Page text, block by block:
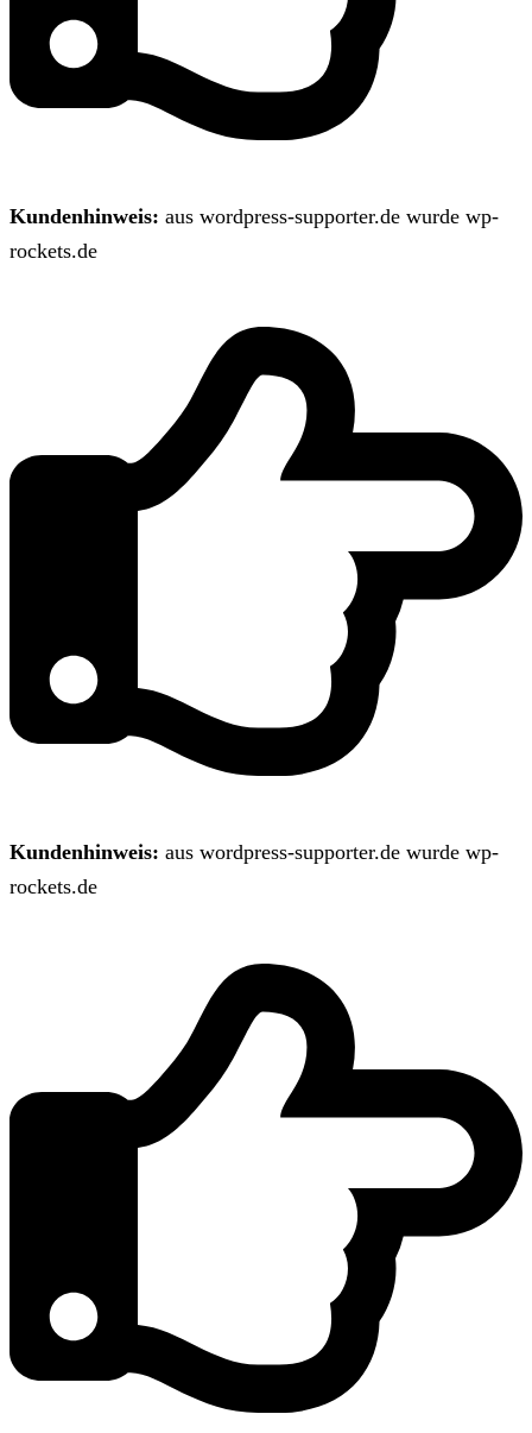
Kundenhinweis: aus wordpress-supporter.de wurde wp-
rockets.de
Kundenhinweis: aus wordpress-supporter.de wurde wp-
rockets.de